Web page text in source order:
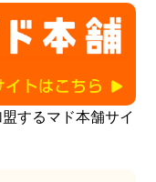
するマド本舗サイ